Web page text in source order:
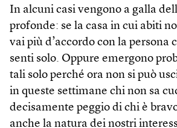
In alcuni casi vengono a galla
profonde: se la casa in cui abiti
vai più d’accordo con la persona
senti solo. Oppure emergono
tali solo perché ora non si può
in queste settimane chi non sa
decisamente peggio di chi è
anche la natura dei nostri